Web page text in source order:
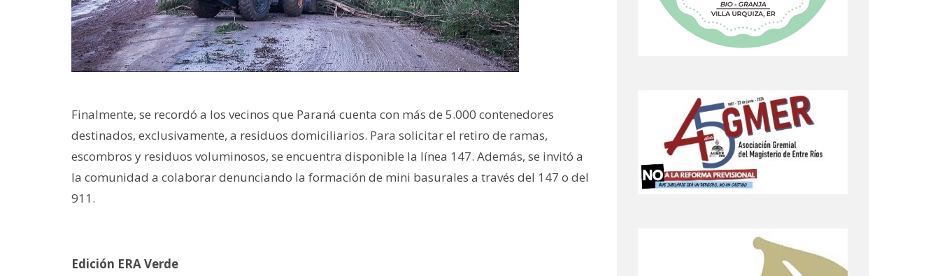
Finalmente, se recordó a los vecinos que Paraná cuenta con más de 5.000 contenedores
destinados, exclusivamente, a residuos domiciliarios. Para solicitar el retiro de ramas,
escombros y residuos voluminosos, se encuentra disponible la línea 147. Además, se invitó a
la comunidad a colaborar denunciando la formación de mini basurales a través del 147 o del
911.
Edición ERA Verde